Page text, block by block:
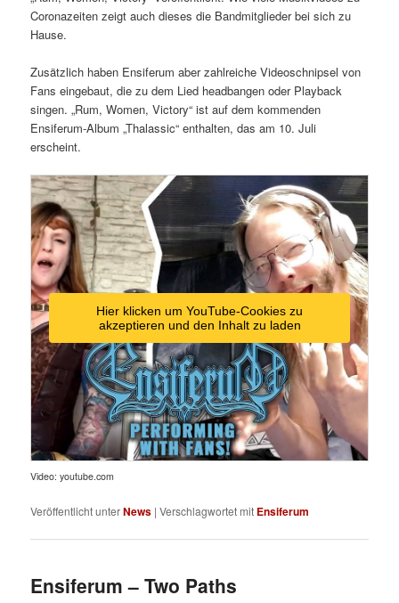
Coronazeiten zeigt auch dieses die Bandmitglieder bei sich zu
Hause.
Zusätzlich haben Ensiferum aber zahlreiche Videoschnipsel von
Fans eingebaut, die zu dem Lied headbangen oder Playback
singen. „Rum, Women, Victory“ ist auf dem kommenden
Ensiferum-Album „Thalassic“ enthalten, das am 10. Juli
erscheint.
Hier klicken um YouTube-Cookies zu
akzeptieren und den Inhalt zu laden
Video: youtube.com
Veröffentlicht unterNews |Verschlagwortet mit Ensiferum
Ensiferum – Two Paths